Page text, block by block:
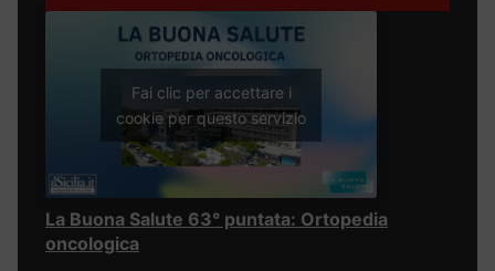
Fai clic per accettare i
cookie per questo servizio
La Buona Salute 63° puntata: Ortopedia
oncologica